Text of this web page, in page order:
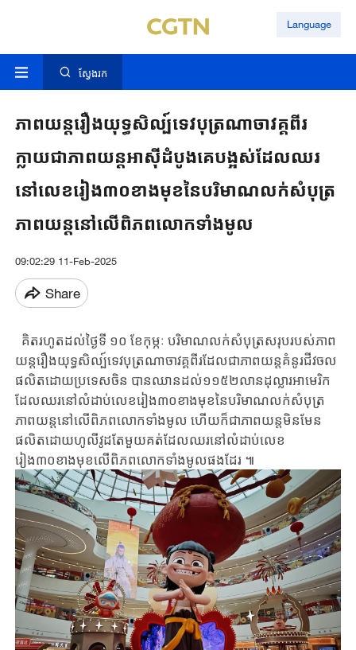
Language
ស្វែងរក
ភាពយន្តរឿងយុទ្ធសិល្ប៍ទេវបុត្រណាចាវគ្គពីរ
ក្លាយជាភាពយន្តអាស៊ីដំបូងគេបង្អស់ដែលឈរ
នៅលេខរៀង៣០ខាងមុខនៃបរិមាណលក់សំបុត្រ
ភាពយន្តនៅលើពិភពលោកទាំងមូល
09:02:29 11-Feb-2025
Share
គិត​រហូត​ដល់​ថ្ងៃទី ១០ ខែ​កុម្ភៈ បរិមាណ​លក់​សំបុត្រសរុប​របស់​ភាព​
យន្ត​រឿង​យុទ្ធសិល្ប៍ទេវបុត្រណាចាវគ្គពីរដែល​ជាភាពយន្តគំនូរជីវចល
ផលិត​ដោយ​ប្រទេស​ចិន​ បានឈានដល់១១៥២លាន​ដុល្លារអាមេរិក​ ​
ដែល​ឈរ​នៅ​លំដាប់​លេខ​រៀង​៣០​ខាង​មុខ​នៃ​​បរិមាណ​​លក់​សំបុត្រ​
ភាពយន្ត​នៅលើ​ពិភពលោកទាំង​មូល​ ហើយ​​ក៏ជា​ភាពយន្ត​មិន​មែន​
ផលិត​ដោយ​ហូលីវូដ​តែ​មួ​យគត់​ដែល​ឈរនៅលំដាប់លេខ
រៀង៣០ខាងមុខលើ​ពិភពលោកទាំង​មូល​ផង​ដែរ ៕